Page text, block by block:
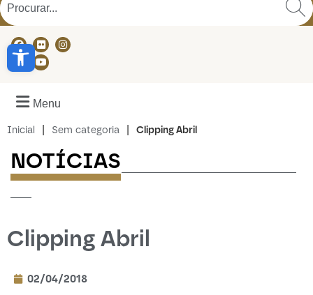
Abrir a barra de ferramentas
Menu
Inicial Sem categoria Clipping Abril
NOTÍCIAS
---
Clipping Abril
02/04/2018